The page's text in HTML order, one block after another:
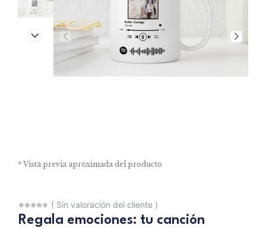
* Vista previa aproximada del producto
( Sin valoración del cliente )
Regala emociones: tu canción